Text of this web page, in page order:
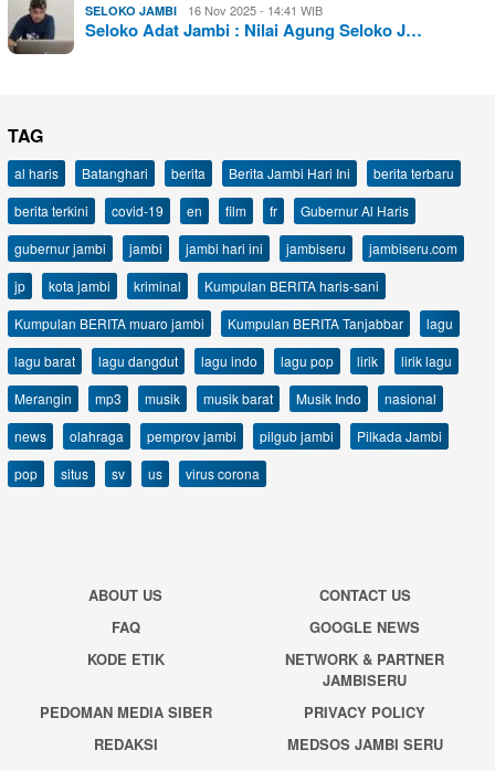
SELOKO JAMBI 16 Nov 2025 - 14:41 WIB
Seloko Adat Jambi : Nilai Agung Seloko J…
TAG
al haris Batanghari berita Berita Jambi Hari Ini
berita terbaru
berita terkini
covid-19 en film fr
Gubernur Al Haris
gubernur jambi
jambi jambi hari ini jambiseru
jambiseru.com
jp
kota jambi kriminal
Kumpulan BERITA haris-sani
Kumpulan BERITA muaro jambi
Kumpulan BERITA Tanjabbar
lagu
lagu barat
lagu dangdut lagu indo lagu pop lirik
lirik lagu
Merangin
mp3 musik musik barat Musik Indo
nasional
news
olahraga pemprov jambi pilgub jambi
Pilkada Jambi
pop
situs sv us virus corona
ABOUT US
CONTACT US
FAQ
GOOGLE NEWS
KODE ETIK
NETWORK & PARTNER
JAMBISERU
PEDOMAN MEDIA SIBER
PRIVACY POLICY
REDAKSI
MEDSOS JAMBI SERU